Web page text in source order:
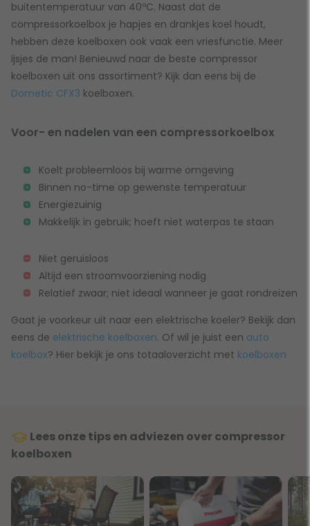
buitentemperatuur van 40ºC. Naast dat de
compressorkoelbox je hapjes en drankjes koel houdt,
hebben deze koelboxen ook vaak een vriesfunctie. Meer
ijsjes de man! Benieuwd naar de beste compressor
koelboxen uit ons assortiment? Kijk dan eens bij de
Dometic CFX3 koelboxen.
Voor- en nadelen van een compressorkoelbox
Koelt probleemloos bij warme omgeving
Binnen no-time op gewenste temperatuur
Energiezuinig
Makkelijk in gebruik; hoeft niet waterpas te staan
Niet geruisloos
Altijd een stroomvoorziening nodig
Relatief zwaar; niet ideaal wanneer je gaat rondreizen
Gaat je voorkeur uit naar een elektrische koeler? Bekijk dan
eens de elektrische koelboxen. Of wil je juist een auto
koelbox? Hier bekijk je ons totaaloverzicht met koelboxen
Lees onze tips en adviezen over compressor
koelboxen